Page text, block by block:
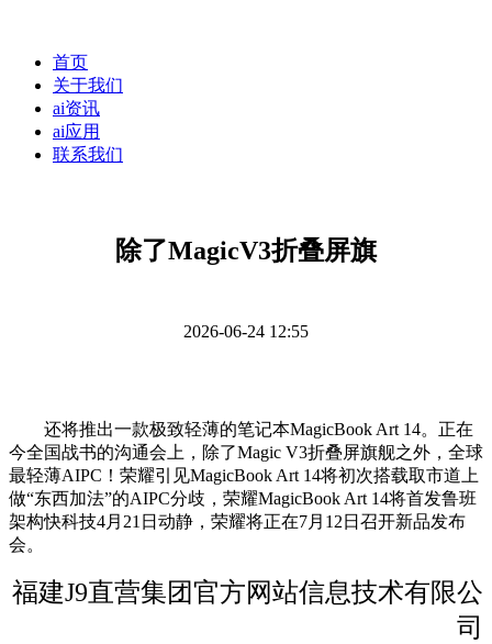
首页
关于我们
ai资讯
ai应用
联系我们
除了MagicV3折叠屏旗
2026-06-24 12:55
还将推出一款极致轻薄的笔记本MagicBook Art 14。正在
今全国战书的沟通会上，除了Magic V3折叠屏旗舰之外，全球
最轻薄AIPC！荣耀引见MagicBook Art 14将初次搭载取市道上
做“东西加法”的AIPC分歧，荣耀MagicBook Art 14将首发鲁班
架构快科技4月21日动静，荣耀将正在7月12日召开新品发布
会。
福建J9直营集团官方网站信息技术有限公
司